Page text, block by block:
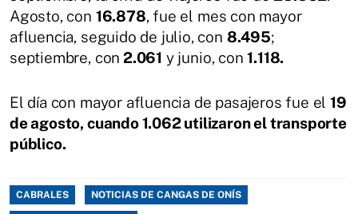
Agosto, con 16.878, fue el mes con mayor
afluencia, seguido de julio, con 8.495;
septiembre, con 2.061 y junio, con1.118.
El día con mayor afluencia de pasajeros fue el19
de agosto, cuando 1.062 utilizaron el transporte
público.
CABRALES NOTICIAS DE CANGAS DE ONÍS